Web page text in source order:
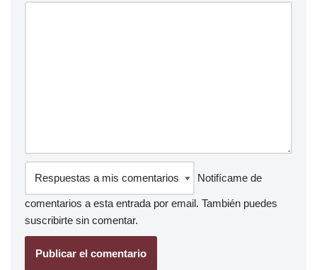
Notifícame de
comentarios a esta entrada por email. También puedes
suscribirte sin comentar.